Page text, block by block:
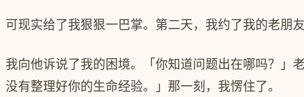
可现实给了我狠狠一巴掌。第二天，我约了我的老朋
我向他诉说了我的困境。「你知道问题出在哪吗？」
没有整理好你的生命经验。」那一刻，我愣住了。